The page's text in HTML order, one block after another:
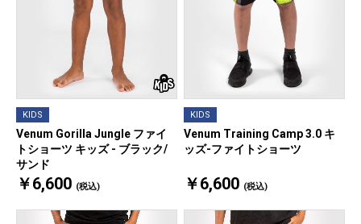
KIDS
Venum Gorilla Jungle ファイ
トショーツ キッズ - ブラック/
サンド
￥6,600 (税込)
KIDS
Venum Training Camp 3.0 キ
ッズ-ファイトショーツ
￥6,600 (税込)